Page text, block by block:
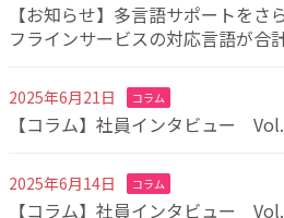
【お知らせ】多言語サポートをさ
フラインサービスの対応言語が合
2025年6月21日 コラム
【コラム】社員インタビュー
2025年6月14日 コラム
【コラム】社員インタビュー